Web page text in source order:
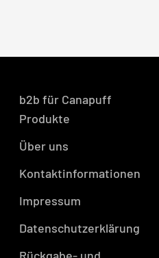
b2b für Canapuff
Produkte
Über uns
Kontaktinformationen
Impressum
Datenschutzerklärung
Rückgabe- und